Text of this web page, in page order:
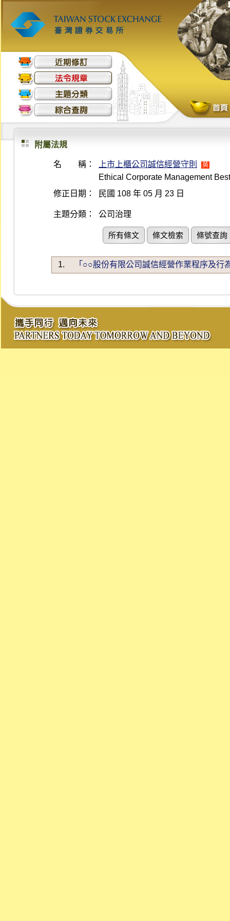
附屬法規
名 稱： 上市上櫃公司誠信經營守則 英
Ethical Corporate Management
修正日期：
民國 108 年 05 月 23 日
主題分類： 公司治理
所有條文 條文檢索 條號查詢
1. 「○○股份有限公司誠信經營作業程序及行